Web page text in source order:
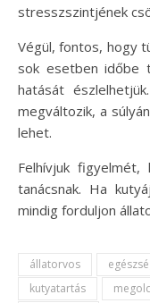
stresszszintjének
Végül, fontos, hogy
sok esetben időbe
hatását
megváltozik, a
lehet.
Felhívjuk
tanácsnak. Ha
mindig forduljon
állatorvos
kutyatartás